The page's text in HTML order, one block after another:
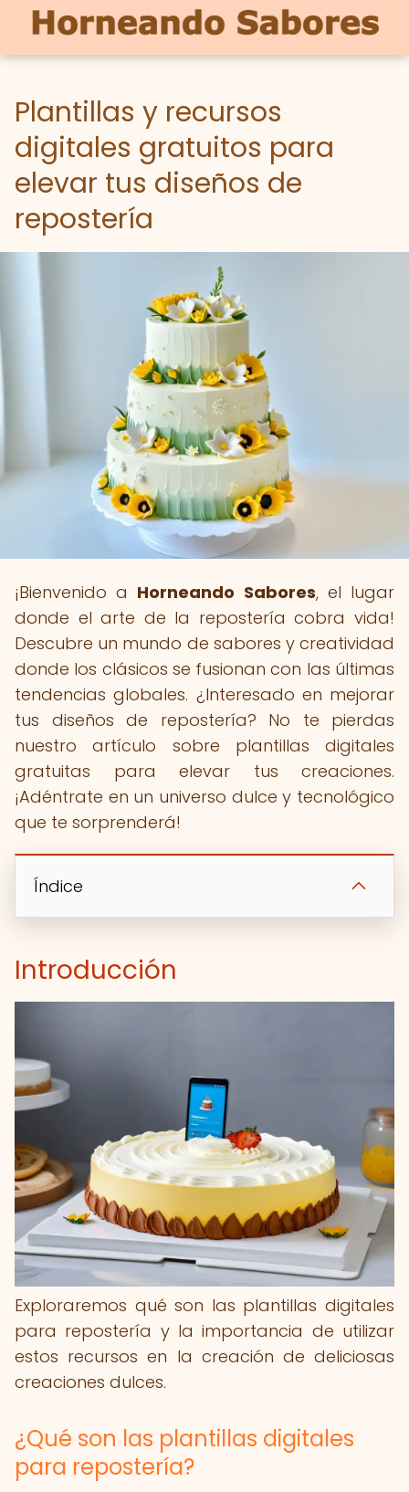
Plantillas y recursos
digitales gratuitos para
elevar tus diseños de
repostería
¡Bienvenido a Horneando Sabores, el lugar
donde el arte de la repostería cobra vida!
Descubre un mundo de sabores y creatividad
donde los clásicos se fusionan con las últimas
tendencias globales. ¿Interesado en mejorar
tus diseños de repostería? No te pierdas
nuestro artículo sobre plantillas digitales
gratuitas para elevar tus creaciones.
¡Adéntrate en un universo dulce y tecnológico
que te sorprenderá!
Índice
Introducción
Exploraremos qué son las plantillas digitales
para repostería y la importancia de utilizar
estos recursos en la creación de deliciosas
creaciones dulces.
¿Qué son las plantillas digitales
para repostería?